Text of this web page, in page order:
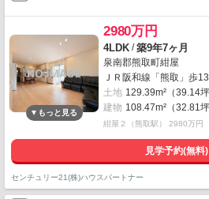
2980万円
4LDK /築9年7ヶ月
泉南郡熊取町紺屋
ＪＲ阪和線「熊取」歩
土地 129.39m²（39.14
建物 108.47m²（32.81
紺屋２（熊取駅） 2980万円
見学予約(無料)
センチュリー21(株)ハウスパートナー